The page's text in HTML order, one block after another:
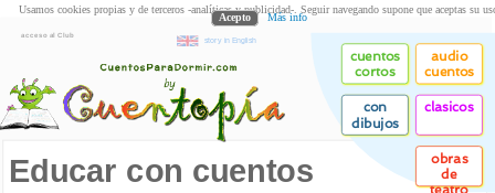
acceso al Club
story in English
cuentos
cortos
audio
cuentos
con
dibujos
clasicos
obras
de
teatro
Educar con cuentos
Usamos cookies propias y de terceros -analíticas y publicidad-. Seguir navegando supone que aceptas su
Acepto Más info